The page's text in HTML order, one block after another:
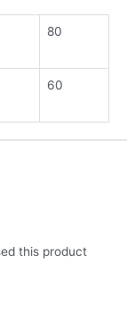
80
60
this product